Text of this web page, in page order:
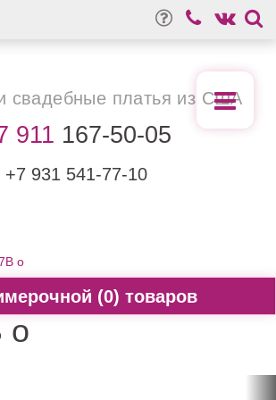
0
свадебные платья из США
911 167-50-05
+7 931 541-77-10
o
o